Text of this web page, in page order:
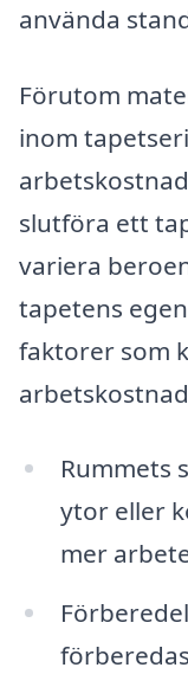
använda
Förutom
inom
slutföra ett
variera
tapetens
faktorer som
Rummets
ytor eller
mer